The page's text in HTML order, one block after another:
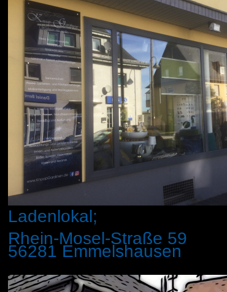
Ladenlokal;
Rhein-Mosel-Straße 59
56281 Emmelshausen